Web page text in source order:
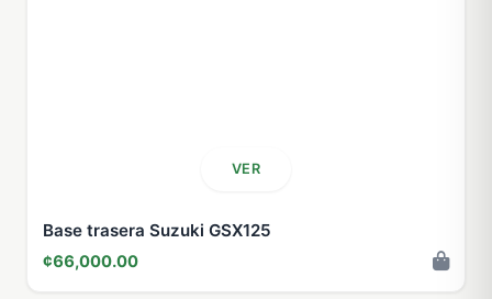
VER
Base trasera Suzuki GSX125
¢66,000.00